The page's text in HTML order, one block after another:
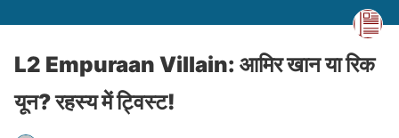
L2 Empuraan Villain: आमिर खान या रिक
यून? रहस्य में ट्विस्ट!